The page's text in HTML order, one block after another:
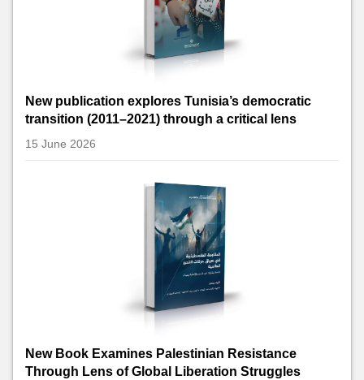
New publication explores Tunisia’s democratic
transition (2011–2021) through a critical lens
15 June 2026
New Book Examines Palestinian Resistance
Through Lens of Global Liberation Struggles